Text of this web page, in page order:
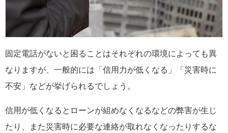
固定電話がないと困ることはそれぞれの環境によっても異
なりますが、一般的には「信用力が低くなる」「災害時に
不安」などが挙げられるでしょう。
信用が低くなるとローンが組めなくなるなどの弊害が生じ
たり、また災害時に必要な連絡が取れなくなったりするな